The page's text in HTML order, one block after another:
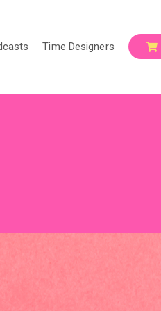
Time Designers